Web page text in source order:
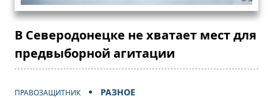
В Северодонецке не хватает мест для
предвыборной агитации
ПРАВОЗАЩИТНИК РАЗНОЕ